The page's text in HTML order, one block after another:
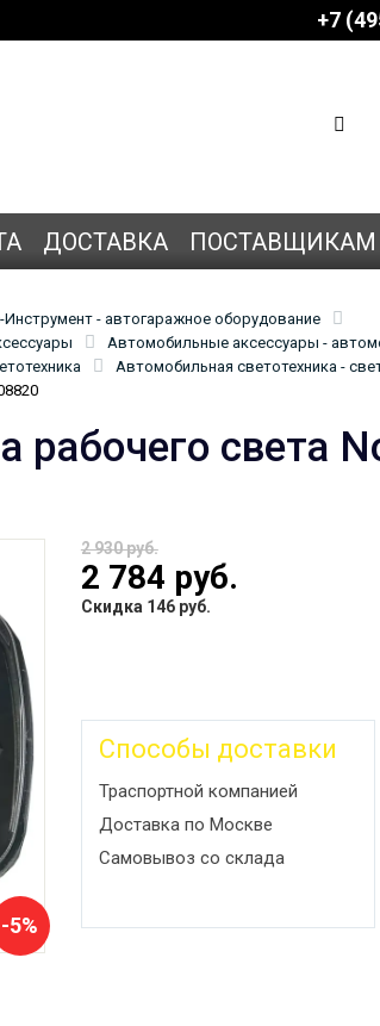
+7
ДОСТАВКА ПОСТАВЩИКАМ
Инструмент - автогаражное оборудование
Автомобильные аксессуары -
Автомобильная светотехника -
рабочего света
-5%
2 930 руб.
2 784 руб.
Скидка 146 руб.
Способы доставки
Траспортной компанией
Доставка по Москве
Самовывоз со склада